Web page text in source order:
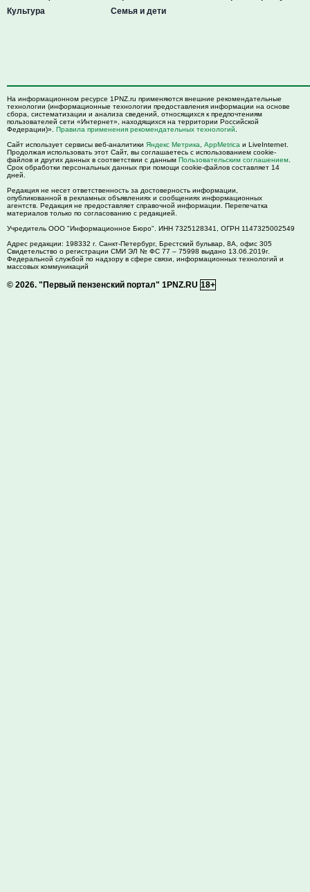
Культура
Семья и дети
На информационном ресурсе 1PNZ.ru применяются внешние рекомендательные
технологии (информационные технологии предоставления информации на основе
сбора, систематизации и анализа сведений, относящихся к предпочтениям
пользователей сети «Интернет», находящихся на территории Российской
Федерации)». Правила применения рекомендательных технологий
Сайт использует сервисы веб-аналитики Яндекс Метрика AppMetrica и LiveInternet.
Продолжая использовать этот Сайт, вы соглашаетесь с использованием cookie-
файлов и других данных в соответствии с данным Пользовательским соглашением
Срок обработки персональных данных при помощи cookie-файлов составляет 14
дней.
Редакция не несет ответственность за достоверность информации,
опубликованной в рекламных объявлениях и сообщениях информационных
агентств. Редакция не предоставляет справочной информации. Перепечатка
материалов только по согласованию с редакцией.
Учредитель ООО "Информационное Бюро". ИНН 7325128341, ОГРН 1147325002549
Адрес редакции: 198332 г. Санкт-Петербург, Брестский бульвар, 8А, офис 305
Свидетельство о регистрации СМИ ЭЛ № ФС 77 – 75998 выдано 13.06.2019г.
Федеральной службой по надзору в сфере связи, информационных технологий и
массовых коммуникаций
© 2026. "Первый пензенский портал" 1PNZ.RU 18+